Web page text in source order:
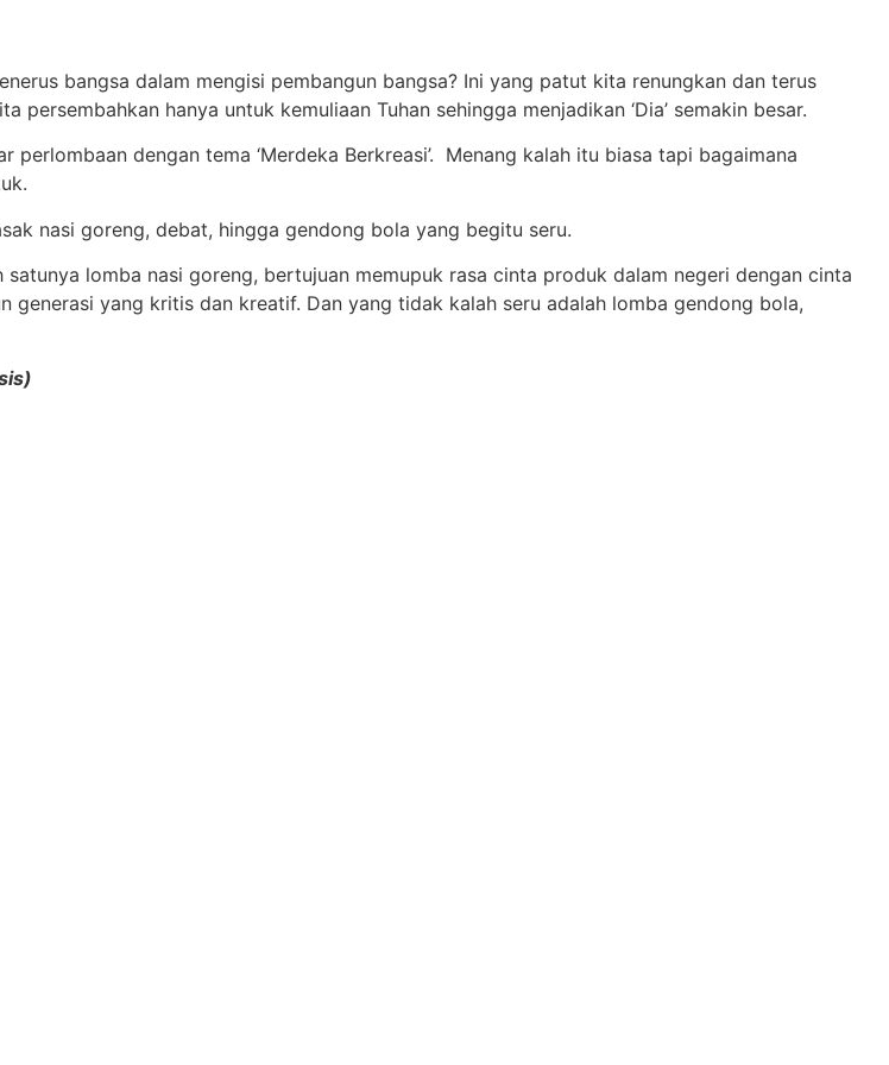
bangsa dalam mengisi pembangun bangsa? Ini yang patut kita renungkan dan terus
hanya untuk kemuliaan Tuhan sehingga menjadikan ‘Dia’ semakin besar.
dengan tema ‘Merdeka Berkreasi’. Menang kalah itu biasa tapi bagaimana
nasi goreng, debat, hingga gendong bola yang begitu seru.
lomba nasi goreng, bertujuan memupuk rasa cinta produk dalam negeri dengan cinta
yang kritis dan kreatif. Dan yang tidak kalah seru adalah lomba gendong bola,